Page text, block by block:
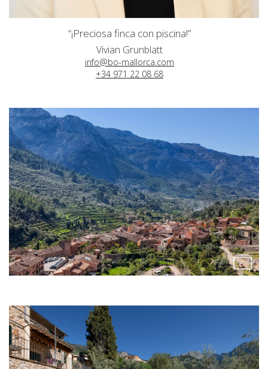
“¡Preciosa finca con piscina!”
Vivian Grunblatt
info@bo-mallorca.com
+34 971 22 08 68